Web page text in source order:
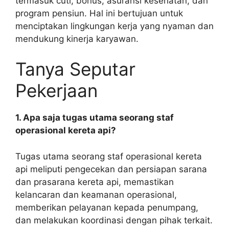
program pensiun. Hal ini bertujuan untuk
menciptakan lingkungan kerja yang nyaman dan
mendukung kinerja karyawan.
Tanya Seputar
Pekerjaan
1. Apa saja tugas utama seorang staf
operasional kereta api?
Tugas utama seorang staf operasional kereta
api meliputi pengecekan dan persiapan sarana
dan prasarana kereta api, memastikan
kelancaran dan keamanan operasional,
memberikan pelayanan kepada penumpang,
dan melakukan koordinasi dengan pihak terkait.